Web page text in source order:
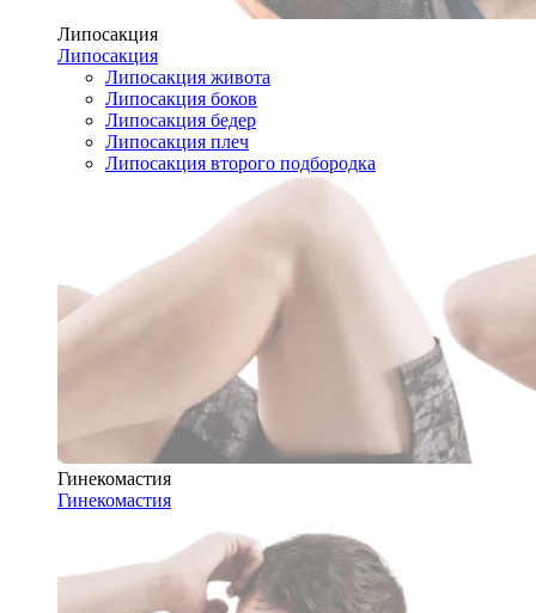
Липосакция
Липосакция
Липосакция живота
Липосакция боков
Липосакция бедер
Липосакция плеч
Липосакция второго подбородка
Гинекомастия
Гинекомастия